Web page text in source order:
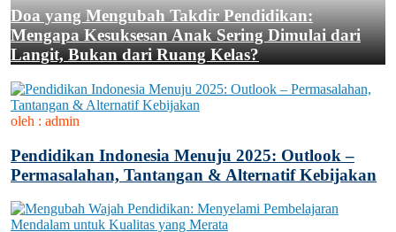
Doa yang Mengubah Takdir Pendidikan:
Mengapa Kesuksesan Anak Sering Dimulai dari
Langit, Bukan dari Ruang Kelas?
oleh : admin
Pendidikan Indonesia Menuju 2025: Outlook –
Permasalahan, Tantangan & Alternatif Kebijakan